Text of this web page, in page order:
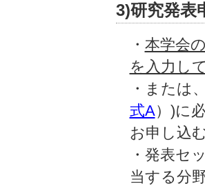
3)研究発表
・ 本学会
を入力し
・または
式A）)に
お申し込
・発表セ
当する分